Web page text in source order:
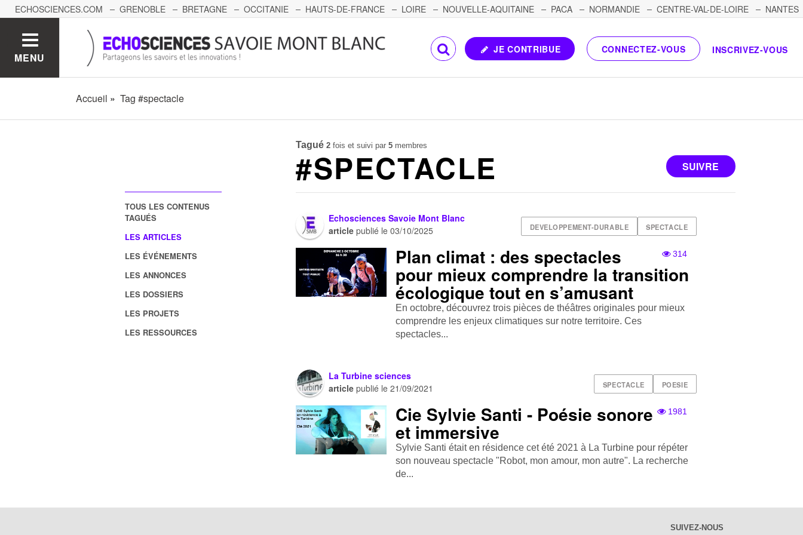
ECHOSCIENCES.COM GRENOBLE BRETAGNE OCCITANIE HAUTS-DE-FRANCE LOIRE NOUVELLE-AQUITAINE PACA NORMANDIE CENTRE-VAL-DE-LOIRE
NANTES
MENU
JE CONTRIBUE CONNECTEZ-VOUS INSCRIVEZ-VOUS
Accueil Tag #spectacle
TOUS LES CONTENUS
TAGUÉS
LES ARTICLES
LES ÉVÉNEMENTS
LES ANNONCES
LES DOSSIERS
LES PROJETS
LES RESSOURCES
Tagué 2 fois et suivi par5 membres
SUIVRE
#SPECTACLE
DEVELOPPEMENT-DURABLE SPECTACLE
Echosciences Savoie Mont Blanc
article publié le03/10/2025
314
Plan climat : des spectacles
pour mieux comprendre la transition
écologique tout en s’amusant
En octobre, découvrez trois pièces de théâtres originales pour mieux
comprendre les enjeux climatiques sur notre territoire. Ces
spectacles...
SPECTACLE POESIE
La Turbine sciences
article publié le21/09/2021
1981
Cie Sylvie Santi - Poésie sonore
et immersive
Sylvie Santi était en résidence cet été 2021 à La Turbine pour répéter
son nouveau spectacle "Robot, mon amour, mon autre". La recherche
de...
SUIVEZ-NOUS